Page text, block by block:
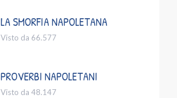
LA SMORFIA NAPOLETANA
Visto da 66.577
PROVERBI NAPOLETANI
Visto da 48.147